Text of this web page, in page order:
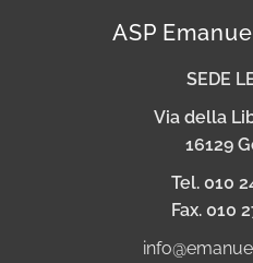
ASP
SEDE
Via della
16129
Tel. 010
Fax. 010